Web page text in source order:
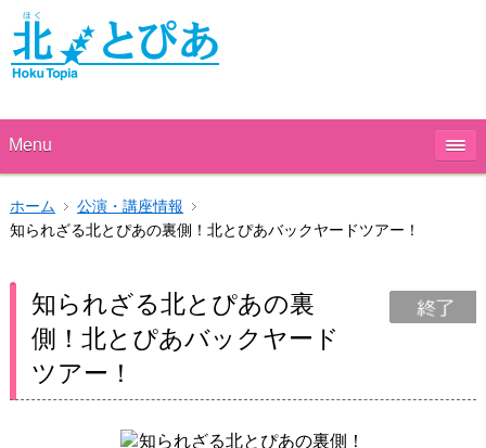
Menu
ホーム
公演・講座情報
知られざる北とぴあの裏側！北とぴあバックヤードツアー！
知られざる北とぴあの裏
側！北とぴあバックヤード
ツアー！